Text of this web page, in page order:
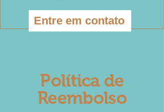
Entre em contato
Política de
Reembolso